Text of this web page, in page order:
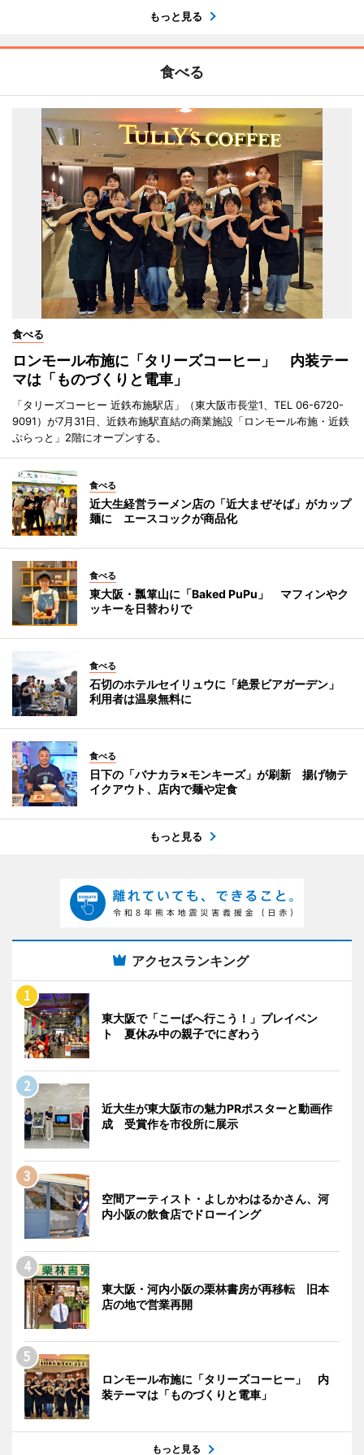
もっと見る
食べる
食べる
ロンモール布施に「タリーズコーヒー」 内装テー
マは「ものづくりと電車」
「タリーズコーヒー 近鉄布施駅店」（東大阪市長堂1、TEL 06-6720-
9091）が7月31日、近鉄布施駅直結の商業施設「ロンモール布施・近鉄
ぷらっと」2階にオープンする。
食べる
近大生経営ラーメン店の「近大まぜそば」がカップ
麺に エースコックが商品化
食べる
東大阪・瓢箪山に「Baked PuPu」 マフィンやク
ッキーを日替わりで
食べる
石切のホテルセイリュウに「絶景ビアガーデン」
利用者は温泉無料に
食べる
日下の「バナカラ×モンキーズ」が刷新 揚げ物テ
イクアウト、店内で麺や定食
もっと見る
アクセスランキング
東大阪で「こーばへ行こう！」プレイベン
ト 夏休み中の親子でにぎわう
近大生が東大阪市の魅力PRポスターと動画作
成 受賞作を市役所に展示
空間アーティスト・よしかわはるかさん、河
内小阪の飲食店でドローイング
東大阪・河内小阪の栗林書房が再移転 旧本
店の地で営業再開
ロンモール布施に「タリーズコーヒー」 内
装テーマは「ものづくりと電車」
もっと見る